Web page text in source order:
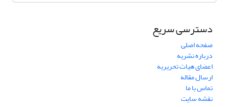
دسترسی سریع
صفحه اصلی
درباره نشریه
اعضای هیات تحریریه
ارسال مقاله
تماس با ما
نقشه سایت